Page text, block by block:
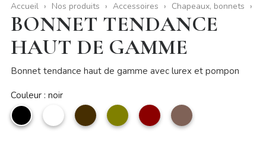
Accueil Nos produits Accessoires Chapeaux, bonnets
BONNET TENDANCE
HAUT DE GAMME
Bonnet tendance haut de gamme avec lurex et pompon
Couleur : noir
noir Blanc Café
Vert
olive
Rouge
foncé
taupe